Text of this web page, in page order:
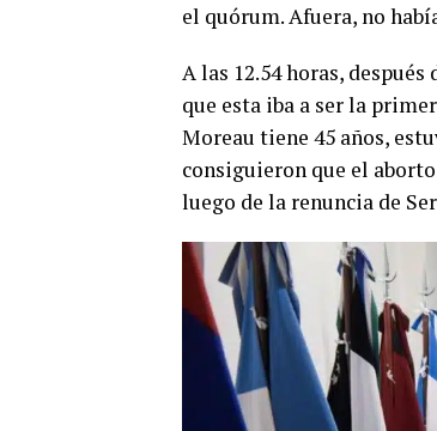
el quórum. Afuera, no
A las 12.54 horas,
que esta iba a ser la
Moreau tiene 45 años,
consiguieron que el
luego de la renuncia de